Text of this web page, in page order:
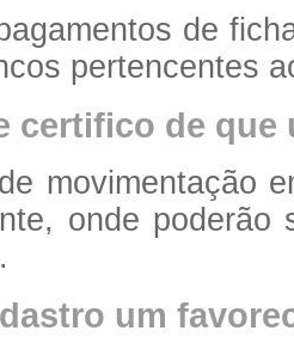
de
pertencentes
certifico de
movimentação
onde poderão
um